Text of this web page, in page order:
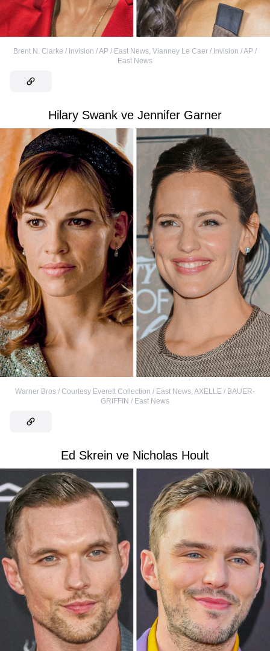
Brent N. Clarke / Invision / AP / East News Vianney Le Caer / Invision / AP /
East News
Hilary Swank ve Jennifer Garner
Warner Bros / Courtesy Everett Collection / East News, AXELLE / BAUER-
GRIFFIN / East News
Ed Skrein ve Nicholas Hoult